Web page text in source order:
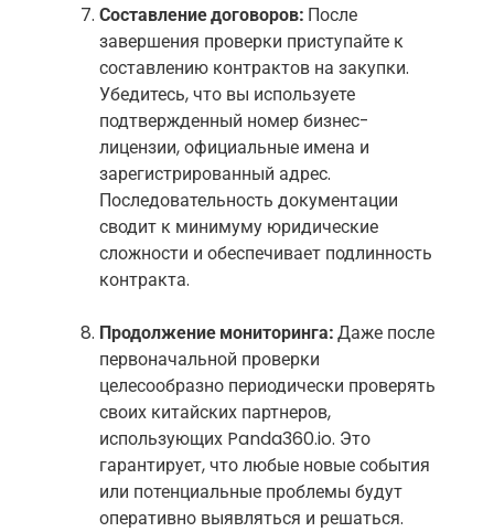
Составление договоров: После
завершения проверки приступайте к
составлению контрактов на закупки.
Убедитесь, что вы используете
подтвержденный номер бизнес-
лицензии, официальные имена и
зарегистрированный адрес.
Последовательность документации
сводит к минимуму юридические
сложности и обеспечивает подлинность
контракта.
Продолжение мониторинга:Даже после
первоначальной проверки
целесообразно периодически проверять
своих китайских партнеров,
использующих Panda360.io. Это
гарантирует, что любые новые события
или потенциальные проблемы будут
оперативно выявляться и решаться.